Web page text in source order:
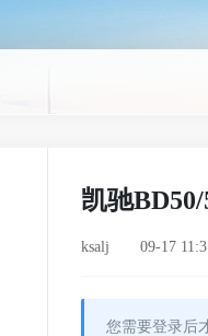
凯驰
ksalj 09-17
您需要登录后